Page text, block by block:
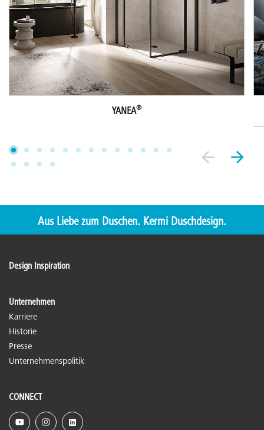
YANEA®
Aus Liebe zum Duschen. Kermi Duschdesign.
Design Inspiration
Unternehmen
Karriere
Historie
Presse
Unternehmenspolitik
CONNECT